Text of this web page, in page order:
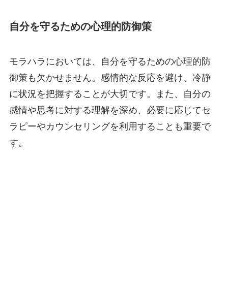
自分を守るための心理的防御策
モラハラにおいては、自分を守るための心理的防
御策も欠かせません。感情的な反応を避け、冷静
に状況を把握することが大切です。また、自分の
感情や思考に対する理解を深め、必要に応じてセ
ラピーやカウンセリングを利用することも重要で
す。